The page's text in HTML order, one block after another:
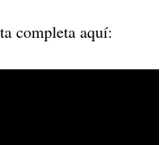
completa aquí: